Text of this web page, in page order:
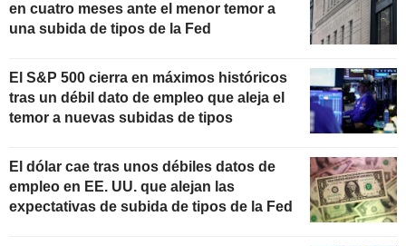
en cuatro meses ante el menor temor a
una subida de tipos de la Fed
El S&P 500 cierra en máximos históricos
tras un débil dato de empleo que aleja el
temor a nuevas subidas de tipos
El dólar cae tras unos débiles datos de
empleo en EE. UU. que alejan las
expectativas de subida de tipos de la Fed